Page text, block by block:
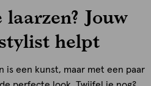
Jouw
helpt
is een kunst, maar met een paar